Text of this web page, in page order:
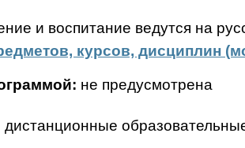
и воспитание ведутся на
курсов, дисциплин
не предусмотрена